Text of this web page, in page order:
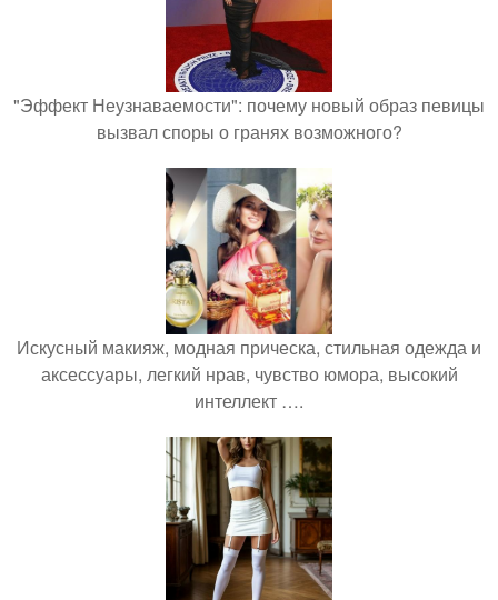
"Эффект Неузнаваемости": почему новый образ певицы
вызвал споры о гранях возможного?
Искусный макияж, модная прическа, стильная одежда и
аксессуары, легкий нрав, чувство юмора, высокий
интеллект ….